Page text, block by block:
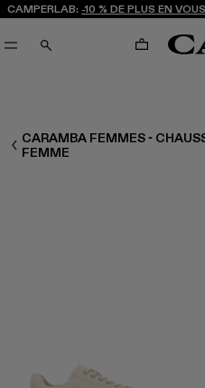
CAMPERLAB: -10 % DE PLUS EN
RECHERCHE PANIER
FEMME CHAUSSURES
CARAMBA FEMMES -
FEMME